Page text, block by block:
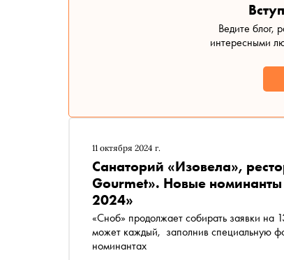
Ведите блог,
интересными
11 октября 2024 г.
Санаторий «Изовела»,
Gourmet». Новые
2024»
«Сноб» продолжает собирать заявки
может каждый, заполнив специальную
номинантах